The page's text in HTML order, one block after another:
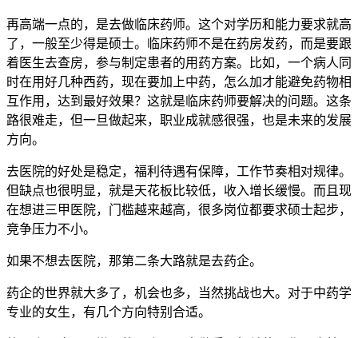
再高端一点的，是去做临床药师。这个对学历和能力要求就高
了，一般至少得是硕士。临床药师不是在药房发药，而是要跟
着医生去查房，参与制定患者的用药方案。比如，一个病人同
时在用好几种西药，现在要加上中药，怎么加才能避免药物相
互作用，达到最好效果？这就是临床药师要解决的问题。这条
路很难走，但一旦做起来，职业成就感很强，也是未来的发展
方向。
去医院的好处是稳定，福利待遇有保障，工作节奏相对规律。
但缺点也很明显，就是天花板比较低，收入增长缓慢。而且现
在想进三甲医院，门槛越来越高，很多岗位都要求硕士起步，
竞争压力不小。
如果不想去医院，那第二条大路就是去药企。
药企的世界就大多了，机会也多，当然挑战也大。对于中药学
专业的女生，有几个方向特别合适。